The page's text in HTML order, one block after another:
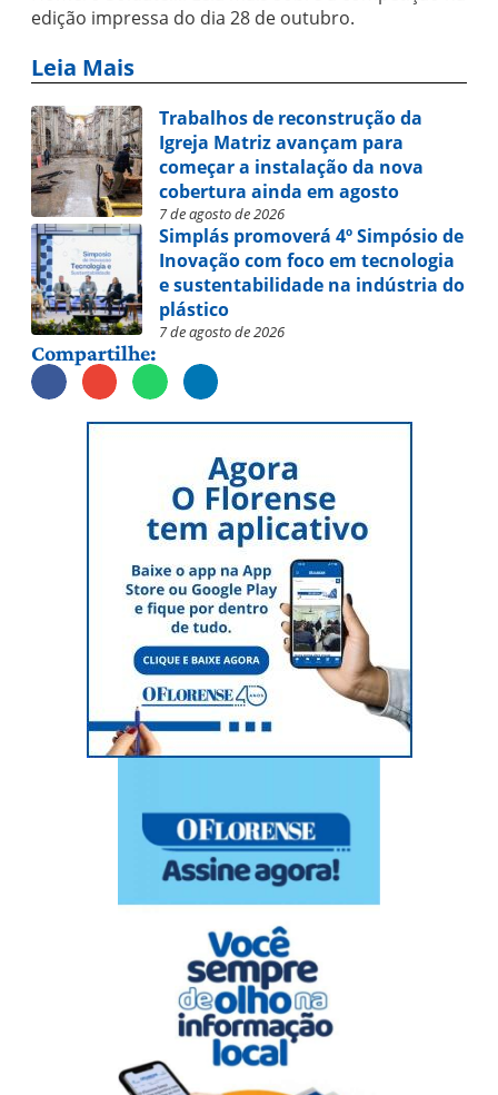
edição impressa do dia 28 de outubro.
Leia Mais
Trabalhos de reconstrução da
Igreja Matriz avançam para
começar a instalação da nova
cobertura ainda em agosto
7 de agosto de 2026
Simplás promoverá 4º Simpósio de
Inovação com foco em tecnologia
e sustentabilidade na indústria do
plástico
7 de agosto de 2026
Compartilhe: